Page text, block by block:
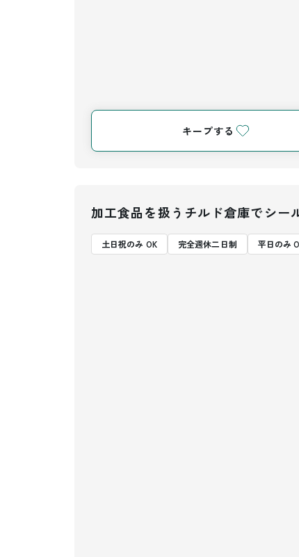
キープする
加工食品を扱うチルド倉庫でシー
土日祝のみ OK 完全週休二日制 平日のみ